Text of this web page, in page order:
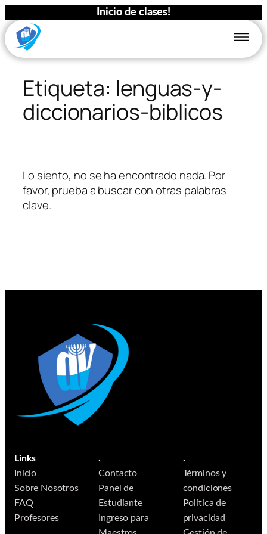
Inicio de clases!
Saltar
contenido
Etiqueta: lenguas-y-
diccionarios-biblicos
Lo siento, no se ha encontrado nada. Por
favor, prueba a buscar con otras palabras
clave.
Links
Inicio
Sobre Nosotros
FAQ
Profesores
.
Contacto
Panel de
Estudiante
Ingreso para
.
Términos y
condiciones
Política de
privacidad